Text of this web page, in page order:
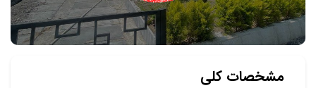
مشخصات کلی